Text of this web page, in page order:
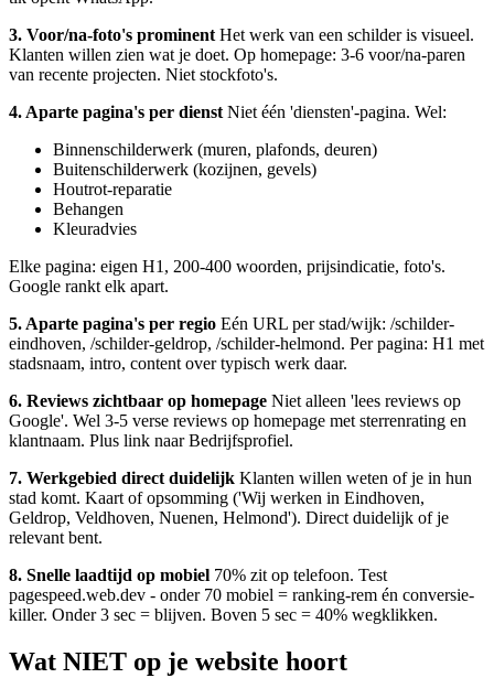
3. Voor/na-foto's prominent Het werk van een schilder is visueel.
Klanten willen zien wat je doet. Op homepage: 3-6 voor/na-paren
van recente projecten. Niet stockfoto's.
4. Aparte pagina's per dienst Niet één 'diensten'-pagina. Wel:
Binnenschilderwerk (muren, plafonds, deuren)
Buitenschilderwerk (kozijnen, gevels)
Houtrot-reparatie
Behangen
Kleuradvies
Elke pagina: eigen H1, 200-400 woorden, prijsindicatie, foto's.
Google rankt elk apart.
5. Aparte pagina's per regio Eén URL per stad/wijk: /schilder-
eindhoven, /schilder-geldrop, /schilder-helmond. Per pagina: H1 met
stadsnaam, intro, content over typisch werk daar.
6. Reviews zichtbaar op homepage Niet alleen 'lees reviews op
Google'. Wel 3-5 verse reviews op homepage met sterrenrating en
klantnaam. Plus link naar Bedrijfsprofiel.
7. Werkgebied direct duidelijk Klanten willen weten of je in hun
stad komt. Kaart of opsomming ('Wij werken in Eindhoven,
Geldrop, Veldhoven, Nuenen, Helmond'). Direct duidelijk of je
relevant bent.
8. Snelle laadtijd op mobiel 70% zit op telefoon. Test
pagespeed.web.dev - onder 70 mobiel = ranking-rem én conversie-
killer. Onder 3 sec = blijven. Boven 5 sec = 40% wegklikken.
Wat NIET op je website hoort